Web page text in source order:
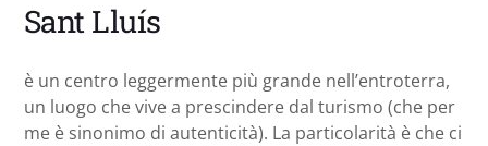
Sant Lluís
è un centro leggermente più grande nell’entroterra,
un luogo che vive a prescindere dal turismo (che per
me è sinonimo di autenticità). La particolarità è che ci